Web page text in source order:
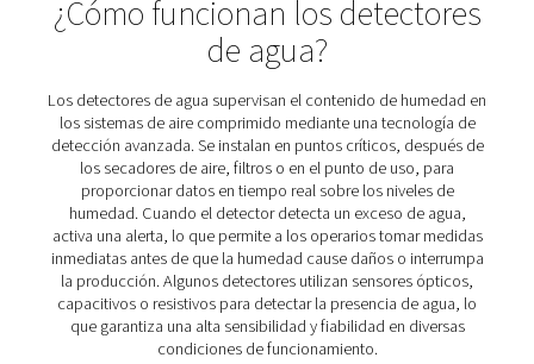
Detectores de agua WD
Los detectores de agua WD de Pneumatech supervisan
de condensado para evitar daños, reducir la corrosión
la calidad del aire en sistemas lubricados con aceite y
aceite.